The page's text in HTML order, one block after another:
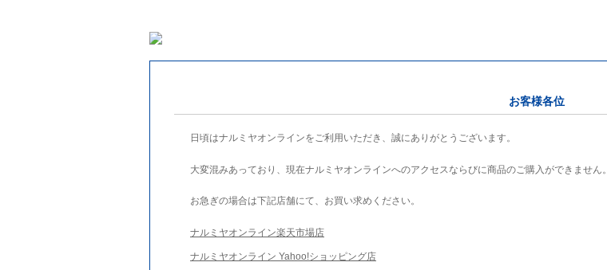
お客様各位
日頃はナルミヤオンラインをご利用いただき、誠にありがとうございます。
大変混みあっており、現在ナルミヤオンラインへのアクセスならびに商品のご購入ができません。
お急ぎの場合は下記店舗にて、お買い求めください。
ナルミヤオンライン楽天市場店
ナルミヤオンライン Yahoo!ショッピング店